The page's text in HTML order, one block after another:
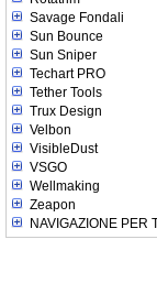
Savage Fondali
Sun Bounce
Sun Sniper
Techart PRO
Tether Tools
Trux Design
Velbon
VisibleDust
VSGO
Wellmaking
Zeapon
NAVIGAZIONE PER